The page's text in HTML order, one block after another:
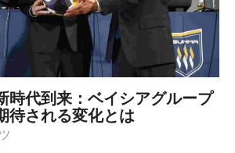
時代到来：ベイシアグループ
待される変化とは